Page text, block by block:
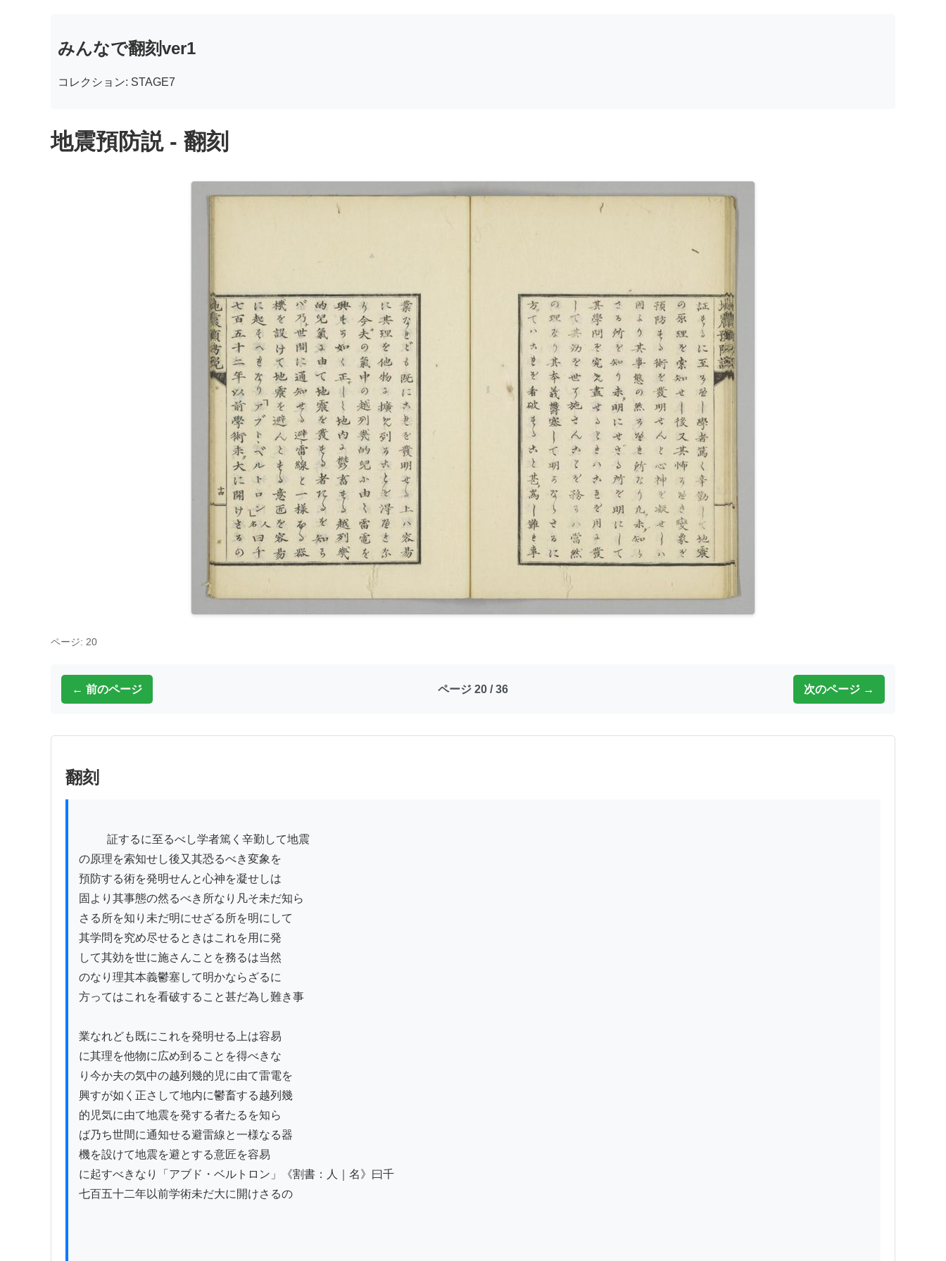
みんなで翻刻ver1
コレクション: STAGE7
地震預防説 - 翻刻
ページ: 20
← 前のページ ページ 20 / 36 次のページ →
翻刻
の原理を索知せし後又其恐るべき変象を
預防する術を発明せんと心神を凝せしは
固より其事態の然るべき所なり凡そ未だ知ら
さる所を知り未だ明にせざる所を明にして
其学問を究め尽せるときはこれを用に発
して其効を世に施さんことを務るは当然
のなり理其本義鬱塞して明かならざるに
方ってはこれを看破すること甚だ為し難き事
業なれども既にこれを発明せる上は容易
に其理を他物に広め到ることを得べきな
り今か夫の気中の越列幾的児に由て雷電を
興すが如く正さして地内に鬱畜する越列幾
的児気に由て地震を発する者たるを知ら
ば乃ち世間に通知せる避雷線と一様なる器
機を設けて地震を避とする意匠を容易
に起すべきなり「アブド・ベルトロン」《割書：人｜名》曰千
七百五十二年以前学術未だ大に開けさるの